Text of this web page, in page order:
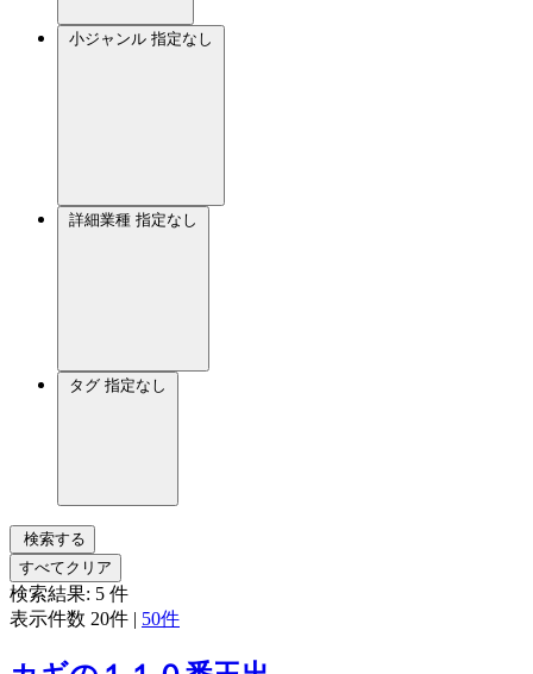
小ジャンル 指定なし
詳細業種 指定なし
タグ 指定なし
検索する
すべてクリア
検索結果: 5 件
表示件数 20件 | 50件